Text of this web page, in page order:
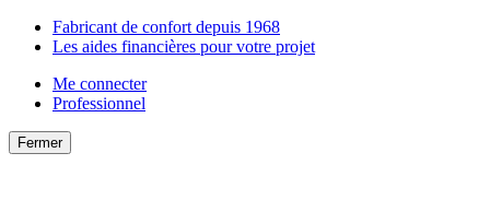
Fabricant de confort depuis 1968
Les aides financières pour votre projet
Me connecter
Professionnel
Fermer